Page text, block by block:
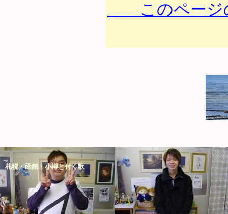
このページ
札幌・函館・小樽と付く歌